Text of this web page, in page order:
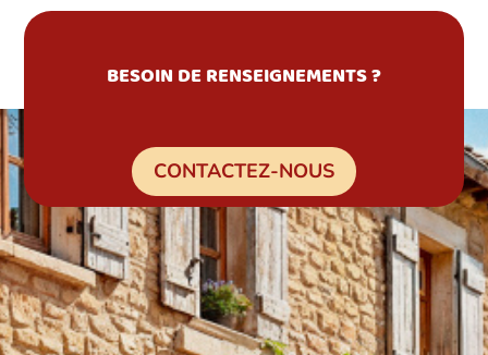
BESOIN DE RENSEIGNEMENTS ?
CONTACTEZ-NOUS